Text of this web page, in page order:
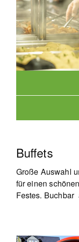
Buffets
Große Auswahl
für einen
Festes. Buchbar